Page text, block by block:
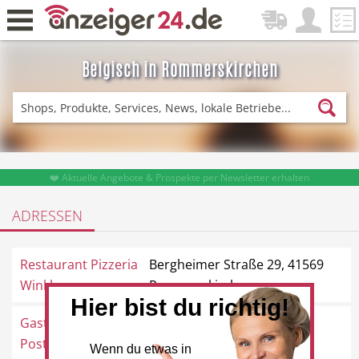
Belgisch in Rommerskirchen
Zurück
Fitness & Sport Einkaufen
DE-News News
Restaurant
❤️ Aktuelle Angebote & Prospekte per Newsletter erhalten
ADRESSEN
Restaurant Pizzeria
Winkler
Bergheimer Straße 29, 41569
Rommerskirchen
Gaststätte zur Alten
Post
Römerstraße 23, 41569
Rommerskirchen
Hier bist du richtig!
Wenn du etwas in